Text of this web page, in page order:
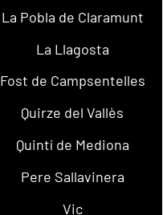
La Pobla de Claramunt
La Llagosta
Fost de Campsentelles
Quirze del Vallès
Quintí de Mediona
Pere Sallavinera
Vic